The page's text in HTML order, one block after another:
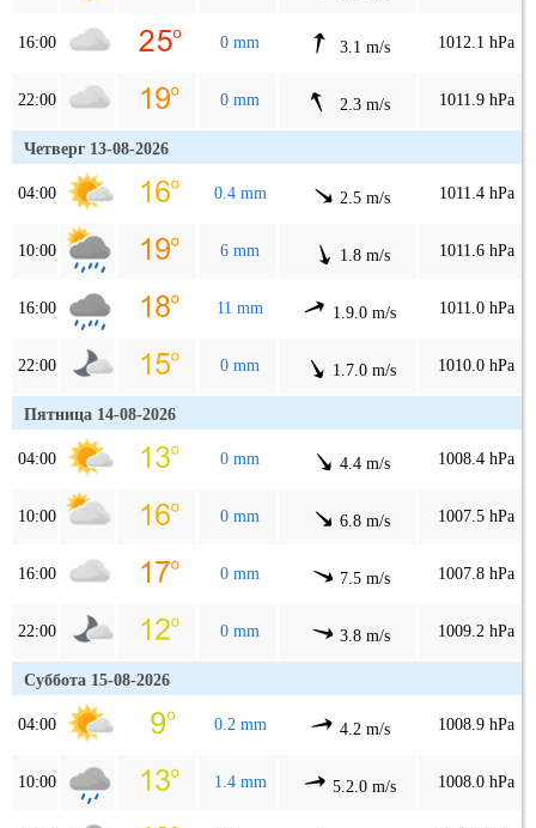
16:00 0 mm 3.1 m/s 1012.1 hPa
22:00 0 mm 2.3 m/s 1011.9 hPa
Четверг 13-08-2026
04:00 0.4 mm 2.5 m/s 1011.4 hPa
10:00 6 mm 1.8 m/s 1011.6 hPa
16:00 11 mm 1.9.0 m/s 1011.0 hPa
22:00 0 mm 1.7.0 m/s 1010.0 hPa
Пятница 14-08-2026
04:00 0 mm 4.4 m/s 1008.4 hPa
10:00 0 mm 6.8 m/s 1007.5 hPa
16:00 0 mm 7.5 m/s 1007.8 hPa
22:00 0 mm 3.8 m/s 1009.2 hPa
Суббота 15-08-2026
04:00 0.2 mm 4.2 m/s 1008.9 hPa
10:00 1.4 mm 5.2.0 m/s 1008.0 hPa